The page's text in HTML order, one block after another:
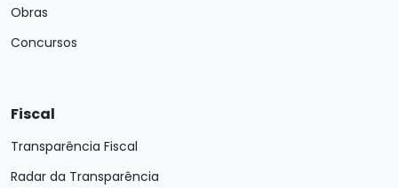
Obras
Concursos
Fiscal
Transparência Fiscal
Radar da Transparência